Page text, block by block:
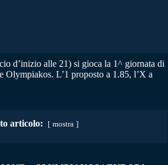
d’inizio alle 21) si gioca la 1^ giornata di
Olympiakos. L’1 proposto a 1.85, l’X a
articolo: mostra